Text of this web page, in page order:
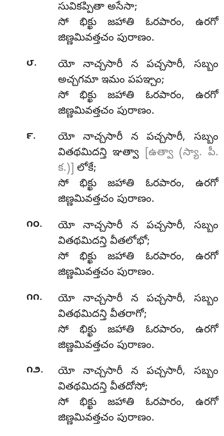
సువికప్పితా అసేసా;
సో భిక్ఖు జహాతి ఓరపారం, ఉరగో
జిణ్ణమివత్తచం పురాణం.
౮.
యో నాచ్చసారీ న పచ్చసారీ, సబ్బం
అచ్చగమా ఇమం పపఞ్చం;
సోభిక్ఖు జహాతి ఓరపారం, ఉరగో
జిణ్ణమివత్తచం పురాణం.
౯.
యో నాచ్చసారీ న పచ్చసారీ, సబ్బం
వితథమిదన్తి ఞత్వా
[ఉత్వా (స్యా. పీ.
క.)] లోకే;
సో భిక్ఖు జహాతి ఓరపారం, ఉరగో
జిణ్ణమివత్తచం పురాణం.
౧౦.
యో నాచ్చసారీ న పచ్చసారీ, సబ్బం
వితథమిదన్తి వీతలోభో;
సో భిక్ఖు జహాతి ఓరపారం, ఉరగో
జిణ్ణమివత్తచం పురాణం.
౧౧. యోనాచ్చసారీ న పచ్చసారీ, సబ్బం
వితథమిదన్తి వీతరాగో;
సో భిక్ఖు జహాతి ఓరపారం, ఉరగో
జిణ్ణమివత్తచం పురాణం.
౧౨.
యో నాచ్చసారీ న పచ్చసారీ, సబ్బం
వితథమిదన్తి వీతదోసో;
సో భిక్ఖు జహాతి ఓరపారం, ఉరగో
జిణ్ణమివత్తచం పురాణం.